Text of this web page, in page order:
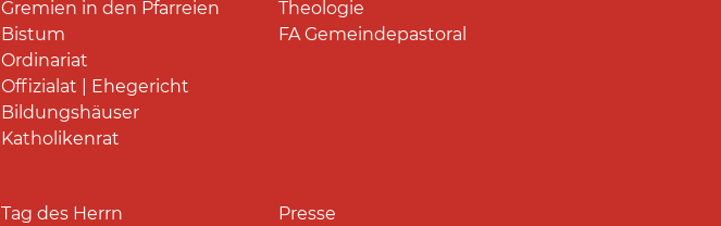
Gremien in den Pfarreien
Bistum
Ordinariat
Offizialat | Ehegericht
Bildungshäuser
Katholikenrat
Theologie
FA Gemeindepastoral
Tag des Herrn Presse